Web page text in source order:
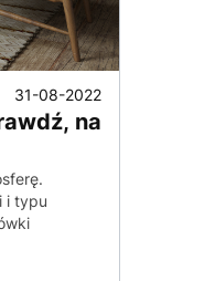
31-08-2022
na
i typu